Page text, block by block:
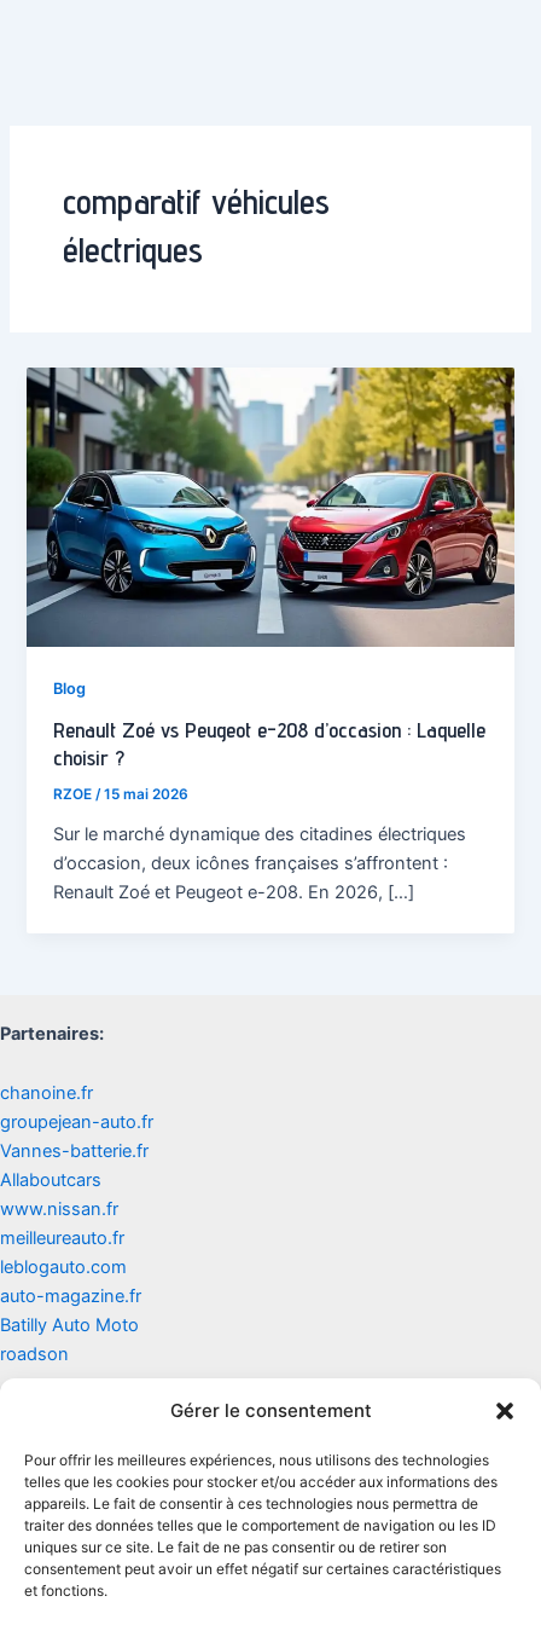
Gérer le consentement
Pour offrir les meilleures expériences, nous utilisons des technologies
telles que les cookies pour stocker et/ou accéder aux informations des
appareils. Le fait de consentir à ces technologies nous permettra de
traiter des données telles que le comportement de navigation ou les ID
uniques sur ce site. Le fait de ne pas consentir ou de retirer son
consentement peut avoir un effet négatif sur certaines caractéristiques
et fonctions.
comparatif véhicules
électriques
Blog
Renault Zoé vs Peugeot e-208 d’occasion : Laquelle
choisir ?
RZOE/15 mai 2026
Sur le marché dynamique des citadines électriques
d’occasion, deux icônes françaises s’affrontent :
Renault Zoé et Peugeot e-208. En 2026, […]
Partenaires:
chanoine.fr
groupejean-auto.fr
Vannes-batterie.fr
Allaboutcars
www.nissan.fr
meilleureauto.fr
leblogauto.com
auto-magazine.fr
Batilly Auto Moto
roadson
Mentions légales
Conditions générales d'utilisation
Conditions générales de vente